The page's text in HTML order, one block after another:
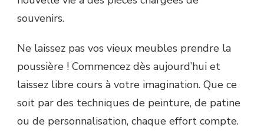
souvenirs.
Ne laissez pas vos vieux meubles prendre la
poussière ! Commencez dès aujourd’hui et
laissez libre cours à votre imagination. Que ce
soit par des techniques de peinture, de patine
ou de personnalisation, chaque effort compte.